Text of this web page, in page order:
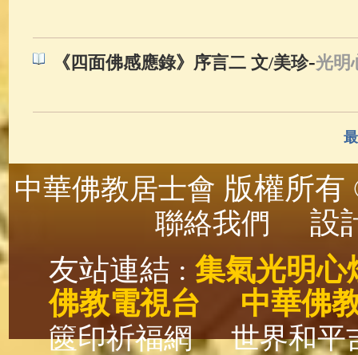
《四面佛感應錄》序言二 文/美珍-光明
中華佛教居士會 版權所
聯絡我們
設
友站連結 : 集氣光明心
佛教電視台
中華佛
篋印祈福網
世界和平